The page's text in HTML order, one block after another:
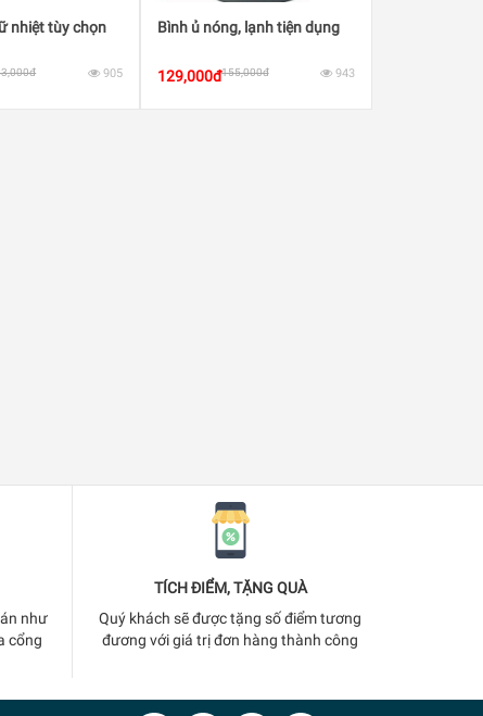
nhiệt tùy chọn
905
Bình ủ nóng, lạnh tiện dụng
129,000đ155,000đ 943
như
cổng
TÍCH ĐIỂM, TẶNG QUÀ
Quý khách sẽ được tặng số điểm tương
đương với giá trị đơn hàng thành công